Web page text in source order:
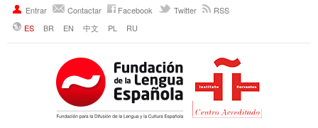
Entrar Contactar Facebook Twitter
RSS
ES
BR EN 中文 PL RU